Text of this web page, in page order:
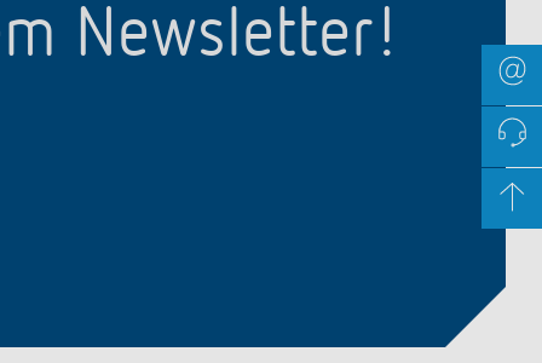
Newsletter!